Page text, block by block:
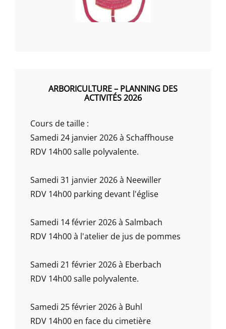
ARBORICULTURE – PLANNING DES
ACTIVITÉS 2026
Cours de taille :
Samedi 24 janvier 2026 à Schaffhouse
RDV 14h00 salle polyvalente.
Samedi 31 janvier 2026 à Neewiller
RDV 14h00 parking devant l'église
Samedi 14 février 2026 à Salmbach
RDV 14h00 à l'atelier de jus de pommes
Samedi 21 février 2026 à Eberbach
RDV 14h00 salle polyvalente.
Samedi 25 février 2026 à Buhl
RDV 14h00 en face du cimetière